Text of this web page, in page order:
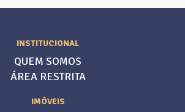
INSTITUCIONAL
QUEM SOMOS
ÁREA RESTRITA
IMÓVEIS